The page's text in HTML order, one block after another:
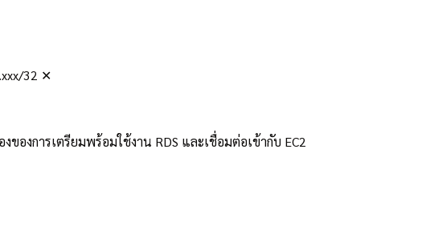
32 ✕
องการเตรียมพร้อมใช้งาน RDS และเชื่อมต่อเข้ากับ EC2